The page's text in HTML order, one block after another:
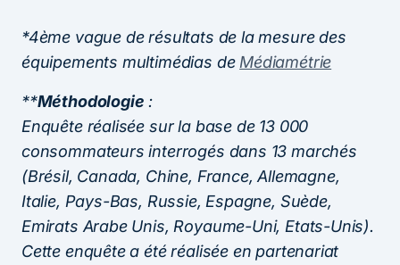
*4ème vague de résultats de la mesure des
équipements multimédias de Médiamétrie
**Méthodologie :
Enquête réalisée sur la base de 13 000
consommateurs interrogés dans 13 marchés
(Brésil, Canada, Chine, France, Allemagne,
Italie, Pays-Bas, Russie, Espagne, Suède,
Emirats Arabe Unis, Royaume-Uni, Etats-Unis).
Cette enquête a été réalisée en partenariat